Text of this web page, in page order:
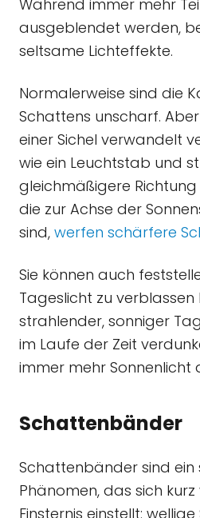
Während immer mehr
ausgeblendet werden,
seltsame Lichteffekte.
Normalerweise sind die
Schattens unscharf.
einer Sichel verwandelt
wie ein Leuchtstab und
gleichmäßigere Richtung
die zur Achse der
sind, werfen schärfere
Sie können auch
Tageslicht zu verblassen
strahlender, sonniger
im Laufe der Zeit
immer mehr Sonnenlicht
Schattenbänder
Schattenbänder sind ein
Phänomen, das sich
Finsternis einstellt: